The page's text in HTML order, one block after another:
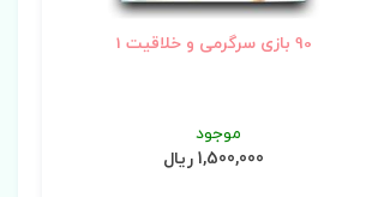
90 بازی سرگرمی و خلاقیت 1
موجود
1,500,000 ریال